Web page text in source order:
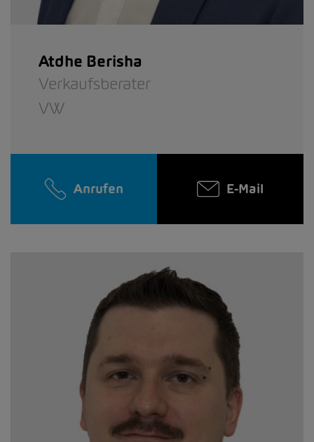
Atdhe Berisha
Verkaufsberater
VW
Anrufen E-Mail